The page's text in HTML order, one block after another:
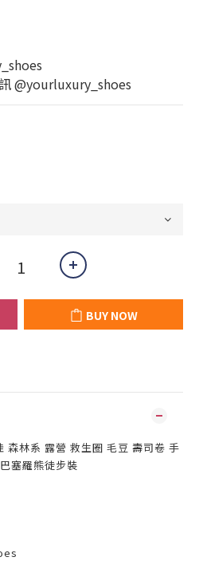
@yourluxury_shoes
BUY NOW
森林系 露營 救生圈 毛豆 壽司卷 手
塞羅熊徒步裝